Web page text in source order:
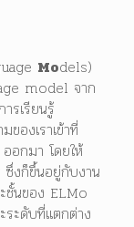
Models)
model จาก
รเรียนรู้
ของเราเข้าที่
อกมา โดยให้
ซึ่งก็ขึ้นอยู่กับงาน
ชั้นของ ELMo
ะดับที่แตกต่าง